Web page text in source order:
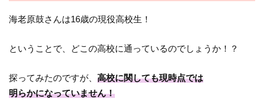
海老原鼓さんは16歳の現役高校生！
ということで、どこの高校に通っているのでしょうか！？
探ってみたのですが、高校に関しても現時点では
明らかになっていません！